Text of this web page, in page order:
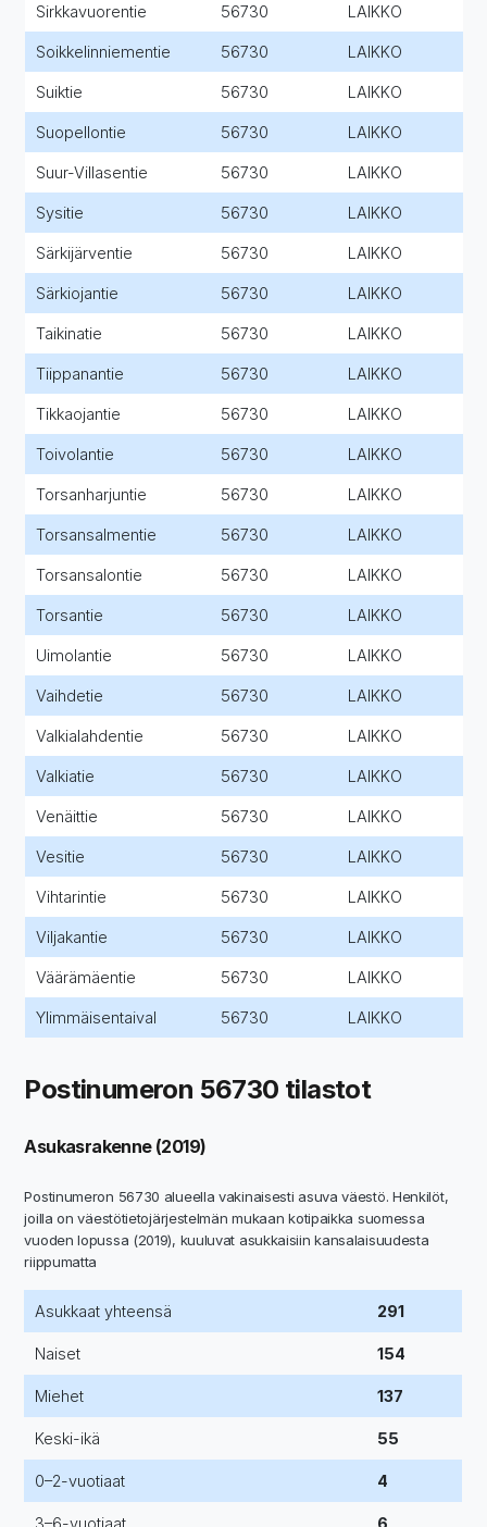
Sirkkavuorentie 56730 LAIKKO
Soikkelinniementie 56730 LAIKKO
Suiktie 56730 LAIKKO
Suopellontie 56730 LAIKKO
Suur-Villasentie 56730 LAIKKO
Sysitie 56730 LAIKKO
Särkijärventie 56730 LAIKKO
Särkiojantie 56730 LAIKKO
Taikinatie 56730 LAIKKO
Tiippanantie 56730 LAIKKO
Tikkaojantie 56730 LAIKKO
Toivolantie 56730 LAIKKO
Torsanharjuntie 56730 LAIKKO
Torsansalmentie 56730 LAIKKO
Torsansalontie 56730 LAIKKO
Torsantie 56730 LAIKKO
Uimolantie 56730 LAIKKO
Vaihdetie 56730 LAIKKO
Valkialahdentie 56730 LAIKKO
Valkiatie 56730 LAIKKO
Venäittie 56730 LAIKKO
Vesitie 56730 LAIKKO
Vihtarintie 56730 LAIKKO
Viljakantie 56730 LAIKKO
Väärämäentie 56730 LAIKKO
Ylimmäisentaival 56730 LAIKKO
Postinumeron 56730 tilastot
Asukasrakenne (2019)
Postinumeron 56730 alueella vakinaisesti asuva väestö. Henkilöt,
joilla on väestötietojärjestelmän mukaan kotipaikka suomessa
vuoden lopussa (2019), kuuluvat asukkaisiin kansalaisuudesta
riippumatta
Asukkaat yhteensä 291
Naiset 154
Miehet 137
Keski-ikä 55
0–2-vuotiaat 4
3–6-vuotiaat 6